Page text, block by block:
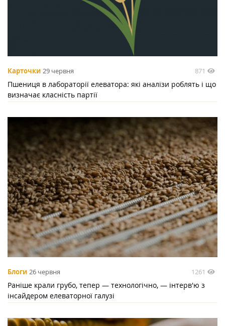
Карточки 29 червня 871
Пшениця в лабораторії елеватора: які аналізи роблять і що
визначає класність партії
Блоги 26 червня 1261
Раніше крали грубо, тепер — технологічно, — інтерв'ю з
інсайдером елеваторної галузі